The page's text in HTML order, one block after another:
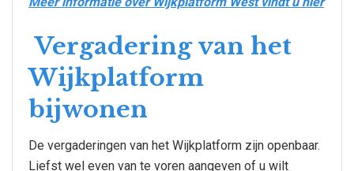
Vergadering van het
Wijkplatform
bijwonen
De vergaderingen van het Wijkplatform zijn openbaar.
Liefst wel even van te voren aangeven of u wilt